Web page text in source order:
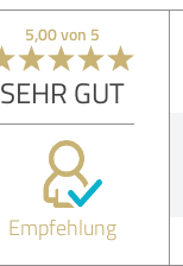
5,00 von 5
SEHR GUT
Empfehlung